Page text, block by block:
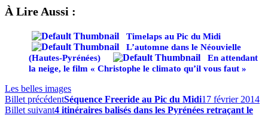
À Lire Aussi :
Timelaps au Pic du Midi
L’automne dans le Néouvielle
(Hautes-Pyrénées)
En attendant
la neige, le film « Christophe le climato qu’il vous faut »
Les belles images
Billet précédentSéquence Freeride au Pic du Midi17 février 2014
Billet suivant4 itinéraires balisés dans les Pyrénées retraçant le